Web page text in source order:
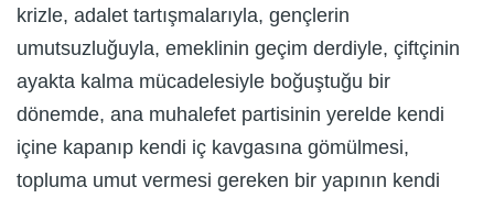
krizle, adalet tartışmalarıyla, gençlerin
umutsuzluğuyla, emeklinin geçim derdiyle, çiftçinin
ayakta kalma mücadelesiyle boğuştuğu bir
dönemde, ana muhalefet partisinin yerelde kendi
içine kapanıp kendi iç kavgasına gömülmesi,
topluma umut vermesi gereken bir yapının kendi